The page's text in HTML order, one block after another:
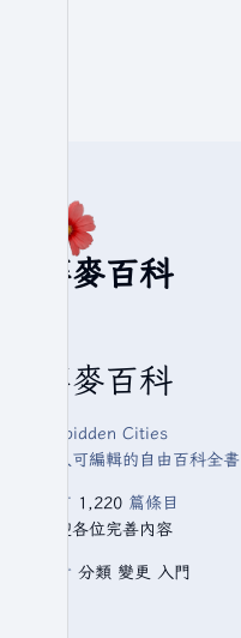
華麥百科
華麥百科
Forbidden Cities
人人可編輯的自由百科全書
已有 1,220 篇條目
歡迎各位完善內容
查看 分類 變更 入門